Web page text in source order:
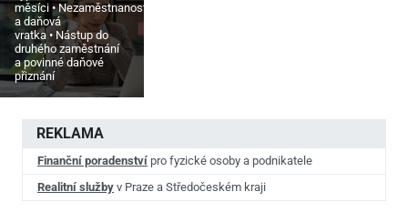
REKLAMA
Finanční poradenství pro fyzické osoby a podnikatele
Realitní služby v Praze a Středočeském kraji
měsíci
Nezaměstnanost
a daňová
vratka
Nástup do
druhého zaměstnání
a povinné daňové
přiznání